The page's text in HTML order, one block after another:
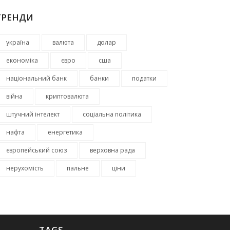
україна валюта долар
економіка євро сша
національний банк банки податки
війна криптовалюта
штучний інтелект соціальна політика
нафта енергетика
європейський союз верховна рада
нерухомість пальне ціни